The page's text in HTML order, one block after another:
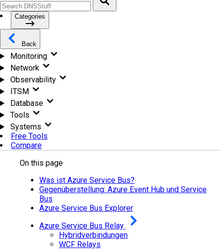
Categories
Back
Monitoring
Network
Observability
ITSM
Database
Tools
Systems
Free Tools
Compare
On this page
Was ist Azure Service Bus?
Gegenüberstellung: Azure Event Hub und Service
Bus
Azure Service Bus Explorer
Azure Service Bus Relay
Hybridverbindungen
WCF Relays